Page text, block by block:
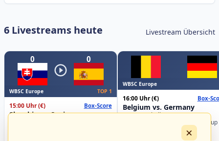
6 Livestreams heute Livestream Übersicht
0 0
WBSC Europe TOP 1
15:00 Uhr(€) Box-Score
Slovakia vs. Spain
WBSC Europe
16:00 Uhr(€) Box-
Belgium vs. Germany
U-23 Baseball European
Championship B Pool 2026 - Group
×